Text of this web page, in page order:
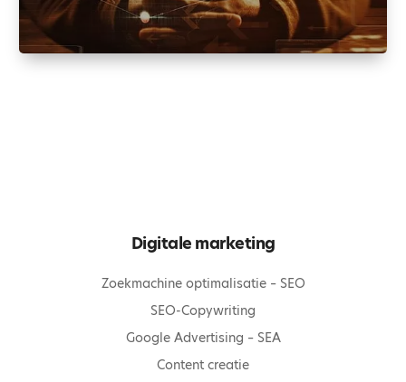
Digitale marketing
Zoekmachine optimalisatie – SEO
SEO-Copywriting
Google Advertising – SEA
Content creatie